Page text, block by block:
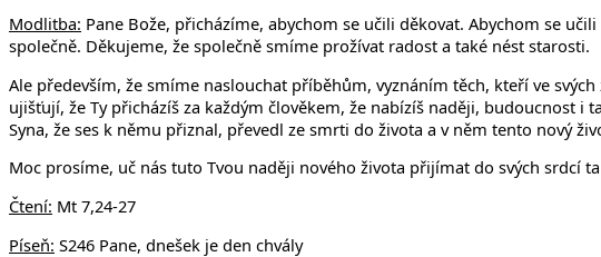
Modlitba: Pane Bože, přicházíme, abychom se učili děkovat. Abychom se
společně. Děkujeme, že společně smíme prožívat radost a také nést starosti.
Ale především, že smíme naslouchat příběhům, vyznáním těch, kteří ve
ujišťují, že Ty přicházíš za každým člověkem, že nabízíš naději, budoucnost i
Syna, že ses k němu přiznal, převedl ze smrti do života a v něm tento nový
Moc prosíme, uč nás tuto Tvou naději nového života přijímat do svých srdcí
Čtení: Mt 7,24-27
Píseň: S246 Pane, dnešek je den chvály